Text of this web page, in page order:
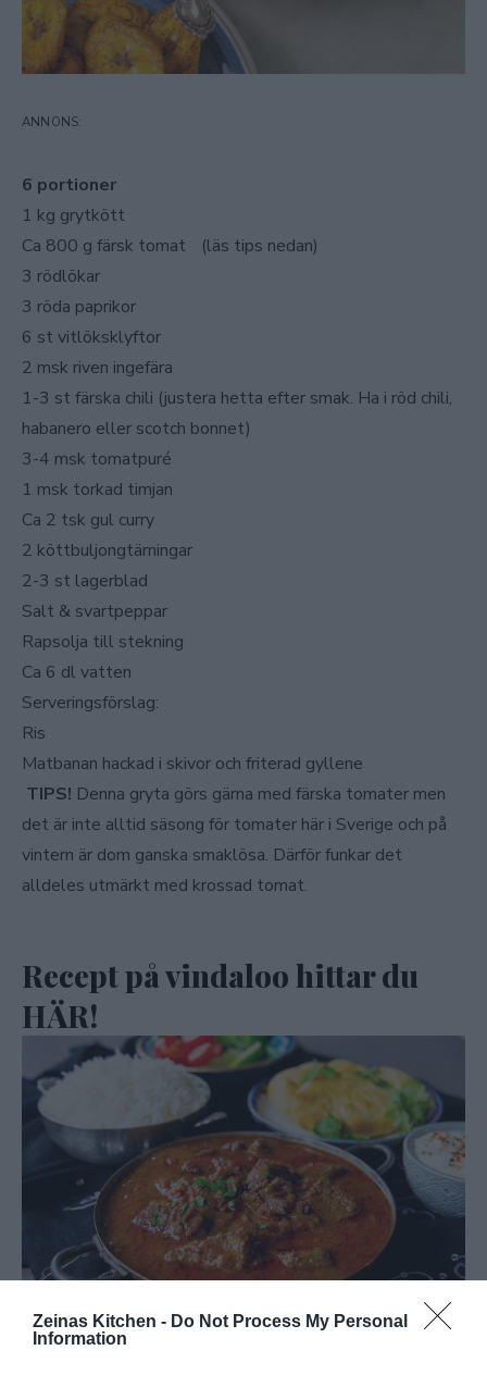
Zeinas Kitchen - Do Not Process My Personal
Information
6 portioner
1 kg grytkött
Ca 800 g färsk tomat (läs tips nedan)
3 rödlökar
3 röda paprikor
6 st vitlöksklyftor
2 msk riven ingefära
1-3 st färska chili (justera hetta efter smak. Ha i röd chili,
habanero eller scotch bonnet)
3-4 msk tomatpuré
1 msk torkad timjan
Ca 2 tsk gul curry
2 köttbuljongtärningar
2-3 st lagerblad
Salt & svartpeppar
Rapsolja till stekning
Ca 6 dl vatten
Serveringsförslag:
Ris
Matbanan hackad i skivor och friterad gyllene
TIPS! Denna gryta görs gärna med färska tomater men
det är inte alltid säsong för tomater här i Sverige och på
vintern är dom ganska smaklösa. Därför funkar det
alldeles utmärkt med krossad tomat.
Recept på vindaloo hittar du
HÄR!